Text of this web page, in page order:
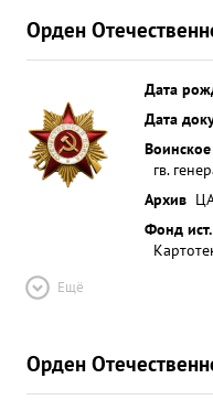
Орден
Дата
Дата
гв.
Архив
Фонд
Ещё
Орден